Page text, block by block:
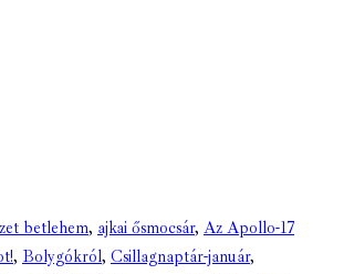
betlehem, ajkai ősmocsár, Az Apollo-17
, Bolygókról, Csillagnaptár-január,